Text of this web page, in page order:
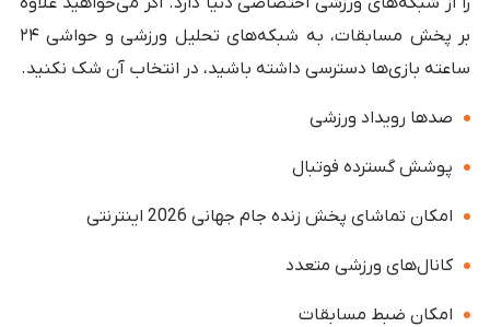
بر پخش مسابقات، به شبکه‌های تحلیل ورزشی و حواشی ۲۴
ساعته بازی‌ها دسترسی داشته باشید، در انتخاب آن شک نکنید.
صدها رویداد ورزشی
پوشش گسترده فوتبال
امکان تماشای پخش زنده جام جهانی 2026 اینترنتی
کانال‌های ورزشی متعدد
امکان ضبط مسابقات